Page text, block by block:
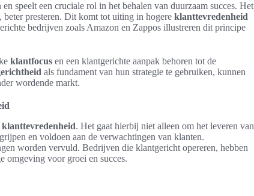
speelt een cruciale rol in het behalen van duurzaam succes. Het
presteren. Dit komt tot uiting in hogere klanttevredenheid
bedrijven zoals Amazon en Zappos illustreren dit principe
klantfocus en een klantgerichte aanpak behoren tot de
als fundament van hun strategie te gebruiken, kunnen
wordende markt.
klanttevredenheid. Het gaat hierbij niet alleen om het leveren van
en voldoen aan de verwachtingen van klanten.
worden vervuld. Bedrijven die klantgericht opereren, hebben
omgeving voor groei en succes.